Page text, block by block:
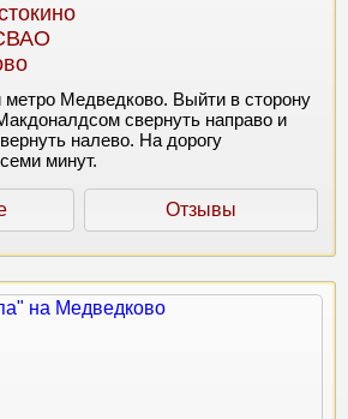
метро Медведково. Выйти в сторону
свернуть направо и
налево. На дорогу
минут.
Отзывы